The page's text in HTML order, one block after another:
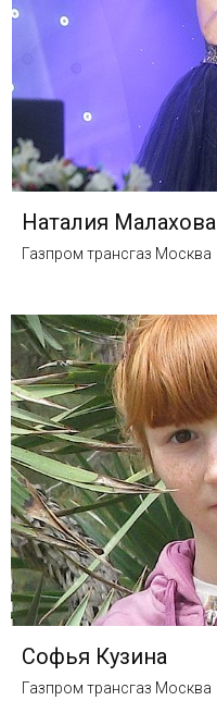
Наталия Малахова
Газпром трансгаз Москва
Софья Кузина
Газпром трансгаз Москва